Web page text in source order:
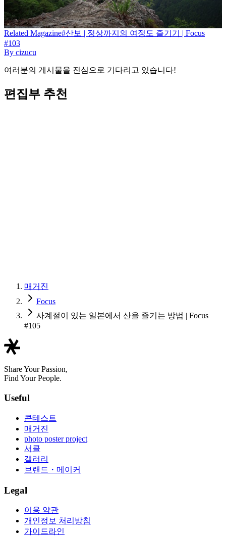
Related Magazine#산보 | 정상까지의 여정도 즐기기 | Focus
#103
By cizucu
여러분의 게시물을 진심으로 기다리고 있습니다!
편집부 추천
매거진
Focus
사계절이 있는 일본에서 산을 즐기는 방법 | Focus
#105
Share Your Passion,
Find Your People.
Useful
콘테스트
매거진
photo poster project
서클
갤러리
브랜드・메이커
Legal
이용 약관
개인정보 처리방침
가이드라인